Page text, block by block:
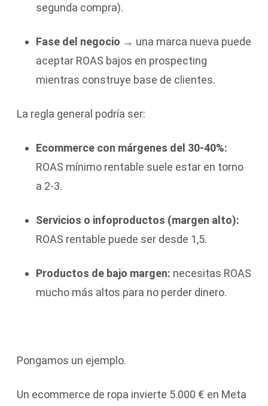
segunda compra).
Fase del negocio → una marca nueva puede
aceptar ROAS bajos en prospecting
mientras construye base de clientes.
La regla general podría ser:
Ecommerce con márgenes del 30-40%:
ROAS mínimo rentable suele estar en torno
a 2-3.
Servicios o infoproductos (margen alto):
ROAS rentable puede ser desde 1,5.
Productos de bajo margen: necesitas ROAS
mucho más altos para no perder dinero.
Pongamos un ejemplo.
Un ecommerce de ropa invierte 5.000 € en Meta